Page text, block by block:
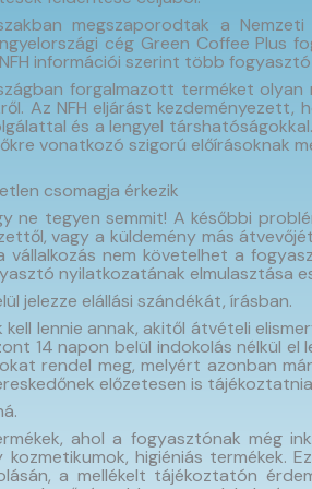
megszaporodtak a
cég Green Coffee
információi szerint több
forgalmazott terméket
Az NFH eljárást
és a lengyel
vonatkozó szigorú előírásoknak
csomagja érkezik
ne tegyen semmit! A későbbi
vagy a küldemény más
vállalkozás nem követelhet a
nyilatkozatának elmulasztása
jelezze elállási szándékát, írásban.
kell lennie annak, akitől átvételi
14 napon belül indokolás nélkül el
rendel meg, melyért azonban
előzetesen is
ahol a fogyasztónak még
kozmetikumok, higiéniás termékek.
a mellékelt tájékoztatón